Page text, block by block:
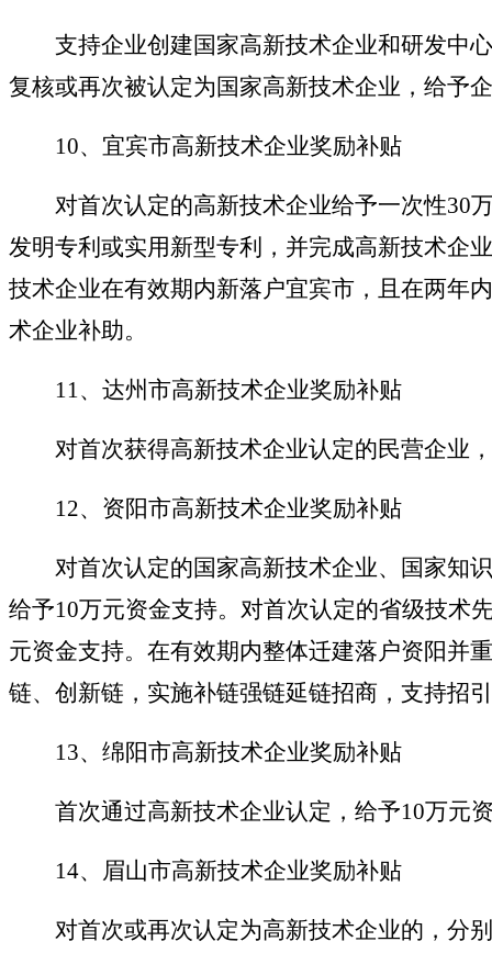
支持企业创建国家高新技术企业和研发中心
复核或再次被认定为国家高新技术企业，给予
10、宜宾市高新技术企业奖励补贴
对首次认定的高新技术企业给予一次性30
发明专利或实用新型专利，并完成高新技术企
技术企业在有效期内新落户宜宾市，且在两年
术企业补助。
11、达州市高新技术企业奖励补贴
对首次获得高新技术企业认定的民营企业
12、资阳市高新技术企业奖励补贴
对首次认定的国家高新技术企业、国家知识
给予10万元资金支持。对首次认定的省级技术
元资金支持。在有效期内整体迁建落户资阳并
链、创新链，实施补链强链延链招商，支持招
13、绵阳市高新技术企业奖励补贴
首次通过高新技术企业认定，给予10万元
14、眉山市高新技术企业奖励补贴
对首次或再次认定为高新技术企业的，分